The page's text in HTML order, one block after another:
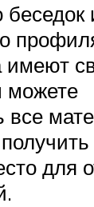
имеют
можете
все
для